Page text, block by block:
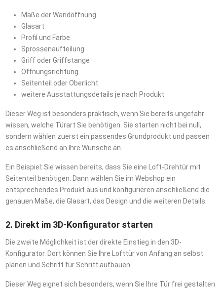
Maße der Wandöffnung
Glasart
Profil und Farbe
Sprossenaufteilung
Griff oder Griffstange
Öffnungsrichtung
Seitenteil oder Oberlicht
weitere Ausstattungsdetails je nach Produkt
Dieser Weg ist besonders praktisch, wenn Sie bereits ungefähr
wissen, welche Türart Sie benötigen. Sie starten nicht bei null,
sondern wählen zuerst ein passendes Grundprodukt und passen
es anschließend an Ihre Wünsche an.
Ein Beispiel: Sie wissen bereits, dass Sie eine Loft-Drehtür mit
Seitenteil benötigen. Dann wählen Sie im Webshop ein
entsprechendes Produkt aus und konfigurieren anschließend die
genauen Maße, die Glasart, das Design und die weiteren Details.
2. Direkt im 3D-Konfigurator starten
Die zweite Möglichkeit ist der direkte Einstieg in den 3D-
Konfigurator. Dort können Sie Ihre Lofttür von Anfang an selbst
planen und Schritt für Schritt aufbauen.
Dieser Weg eignet sich besonders, wenn Sie Ihre Tür frei gestalten